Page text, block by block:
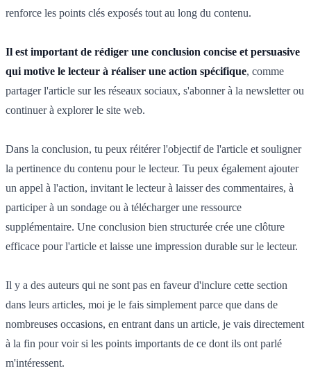
renforce les points clés exposés tout au long du contenu.
Il est important de rédiger une conclusion concise et persuasive
qui motive le lecteur à réaliser une action spécifique, comme
partager l'article sur les réseaux sociaux, s'abonner à la newsletter ou
continuer à explorer le site web.
Dans la conclusion, tu peux réitérer l'objectif de l'article et souligner
la pertinence du contenu pour le lecteur. Tu peux également ajouter
un appel à l'action, invitant le lecteur à laisser des commentaires, à
participer à un sondage ou à télécharger une ressource
supplémentaire. Une conclusion bien structurée crée une clôture
efficace pour l'article et laisse une impression durable sur le lecteur.
Il y a des auteurs qui ne sont pas en faveur d'inclure cette section
dans leurs articles, moi je le fais simplement parce que dans de
nombreuses occasions, en entrant dans un article, je vais directement
à la fin pour voir si les points importants de ce dont ils ont parlé
m'intéressent.